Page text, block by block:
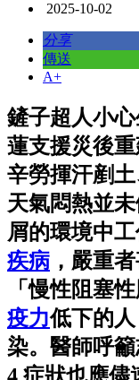
2025-10-02
分享
傳送
A+
鏟子超人小
蓮支援災後
辛勞揮汗剷
天氣悶熱並
屑的環境中
疾病 ，嚴重
「慢性阻塞
疫力低下的
染。醫師呼